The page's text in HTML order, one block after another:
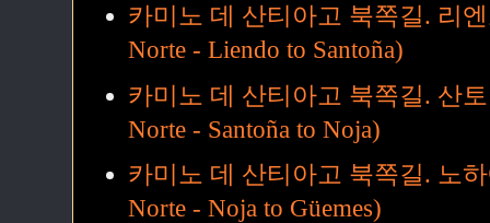
카미노 데 산티아고 북쪽길. 리
Norte - Liendo to Santoña)
카미노 데 산티아고 북쪽길. 산
Norte - Santoña to Noja)
카미노 데 산티아고 북쪽길. 노
Norte - Noja to Güemes)